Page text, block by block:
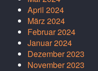
April 2024
März 2024
Februar 2024
Januar 2024
Dezember 2023
November 2023